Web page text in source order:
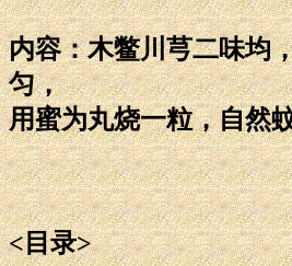
内容：木鳖川芎二味均
匀，
用蜜为丸烧一粒，自然
<目录>